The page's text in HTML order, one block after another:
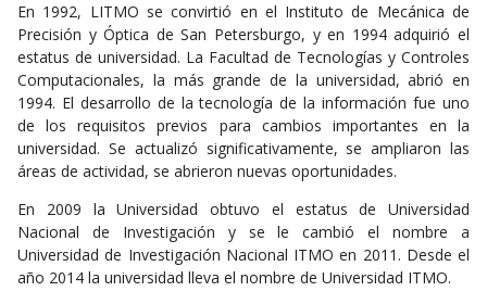
En 1992, LITMO se convirtió en el Instituto de Mecánica de
Precisión y Óptica de San Petersburgo, y en 1994 adquirió el
estatus de universidad. La Facultad de Tecnologías y Controles
Computacionales, la más grande de la universidad, abrió en
1994. El desarrollo de la tecnología de la información fue uno
de los requisitos previos para cambios importantes en la
universidad. Se actualizó significativamente, se ampliaron las
áreas de actividad, se abrieron nuevas oportunidades.
En 2009 la Universidad obtuvo el estatus de Universidad
Nacional de Investigación y se le cambió el nombre a
Universidad de Investigación Nacional ITMO en 2011. Desde el
año 2014 la universidad lleva el nombre de Universidad ITMO.